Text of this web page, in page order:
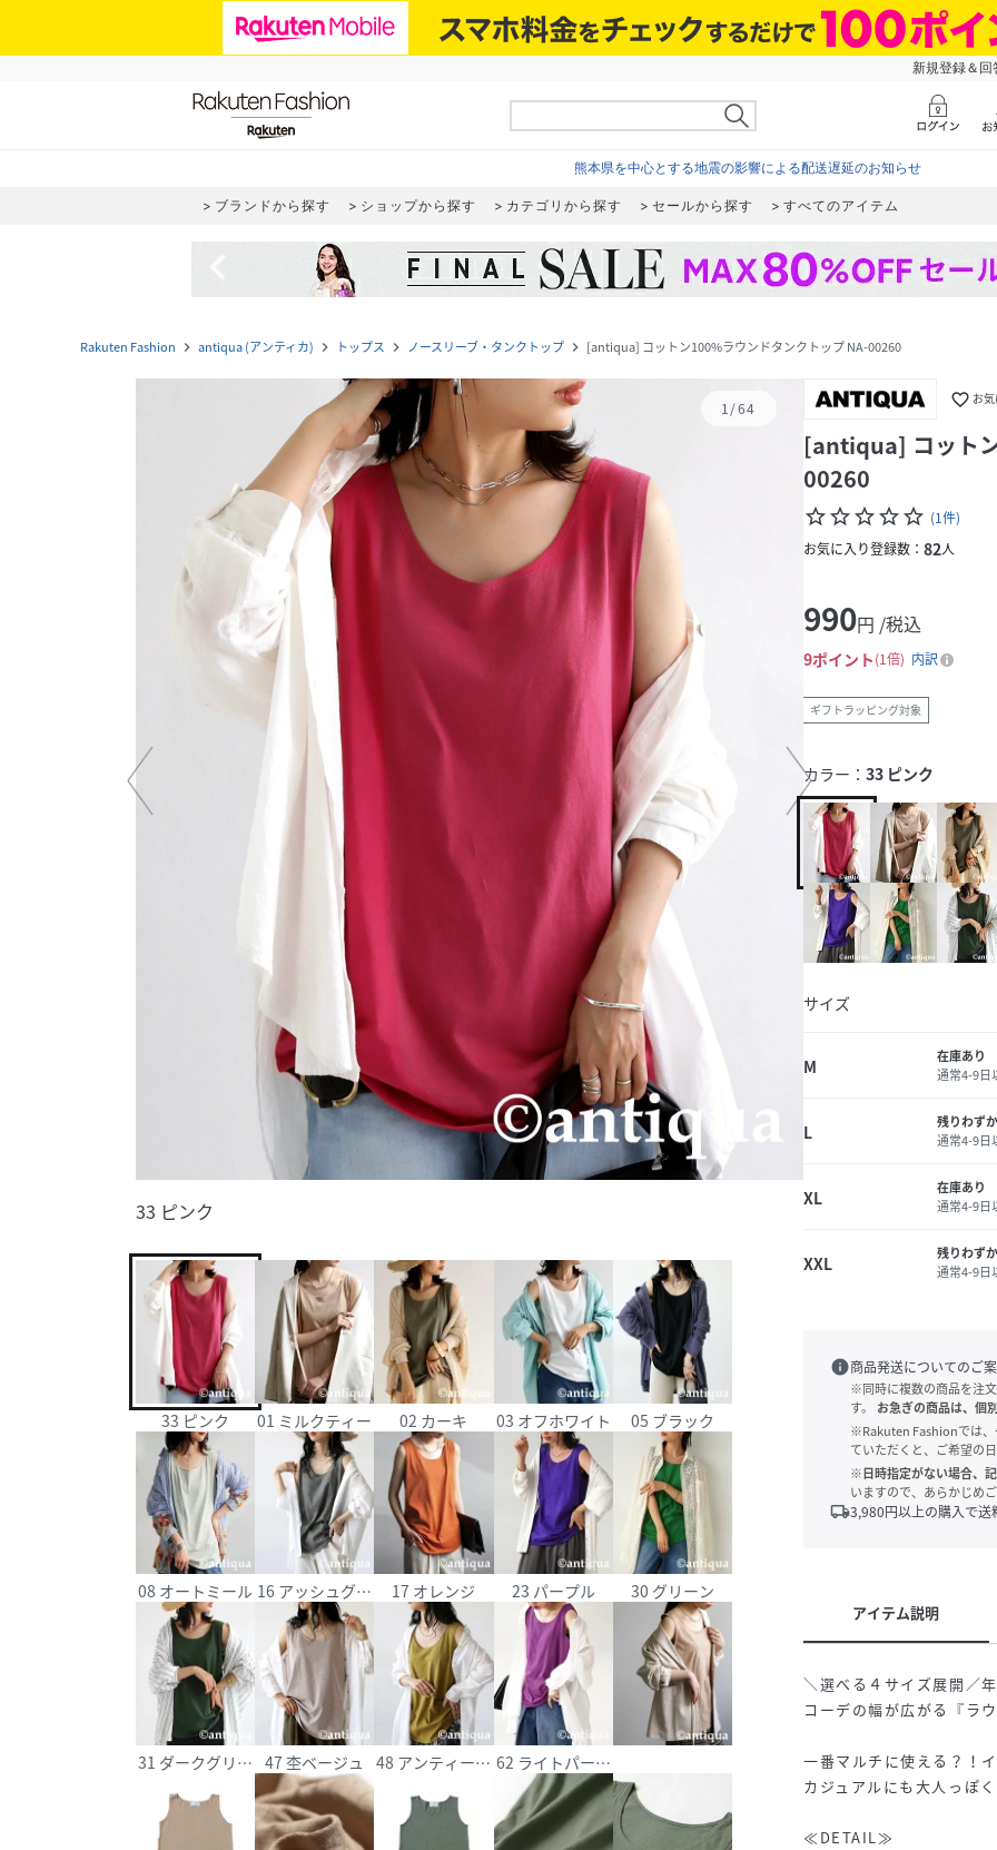
新規登録＆
熊本県を中心とする地震の影響による配送遅延のお知らせ
ブランドから探す ショップから探す カテゴリから探す セールから探す すべてのアイテム
Rakuten Fashion navigate_next antiqua (アンティカ) navigate_next トップス navigate_next ノースリーブ・タンクトップ navigate_next [antiqua] コットン100%ラウンドタンクトップ NA-00260
1/64
33 ピンク
33 ピンク 01 ミルクティー 02 カーキ 03 オフホワイト 05 ブラック
08 オートミール 16 アッシュグレー 17 オレンジ 23 パープル 30 グリーン
31 ダークグリーン47 杢ベージュ 48 アンティークマスタード
62 ライトパープル
favorite_border お
[antiqua] コット
00260
star_borderstar_borderstar_borderstar_borderstar_border (1件)
お気に入り登録数： 82人
990円 /税込
9ポイント 1倍 内訳
ギフトラッピング対象
カラー： 33 ピンク
サイズ
M
在庫あり
通常4-9日
L
残りわずか
通常4-9日
XL
在庫あり
通常4-9日
XXL
残りわずか
通常4-9日
info商品発送についてのご案
※同時に複数の商品を注
す。
お急ぎの商品は、個
※Rakuten Fashionでは、
ていただくと、ご希望の
※日時指定がない場合、
いますので、あらかじめ
local_shipping3,980円以上の購入で送
アイテム説明
＼選べる４サイズ展開／
コーデの幅が広がる『ラ
一番マルチに使える？！
カジュアルにも大人っぽ
≪DETAIL≫